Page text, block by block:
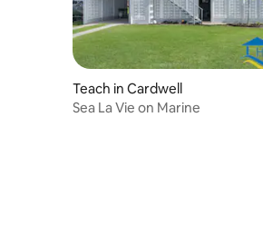
Teach in Cardwell
Sea La Vie on Marine